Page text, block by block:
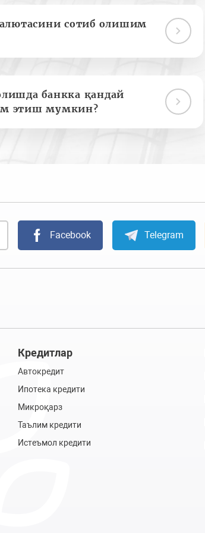
сотиб олишим
банкка қандай
этиш мумкин?
Facebook Telegram
Кредитлар
Автокредит
Ипотека кредити
Микроқарз
Таълим кредити
Истеъмол кредити